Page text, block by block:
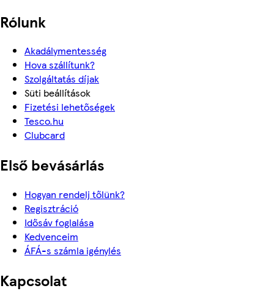
Rólunk
Akadálymentesség
Hova szállítunk?
Szolgáltatás díjak
Süti beállítások
Fizetési lehetőségek
Tesco.hu
Clubcard
Első bevásárlás
Hogyan rendelj tőlünk?
Regisztráció
Idősáv foglalása
Kedvenceim
ÁFÁ-s számla igénylés
Kapcsolat